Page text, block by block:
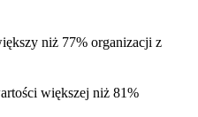
niż 77% organizacji z
większej niż 81%